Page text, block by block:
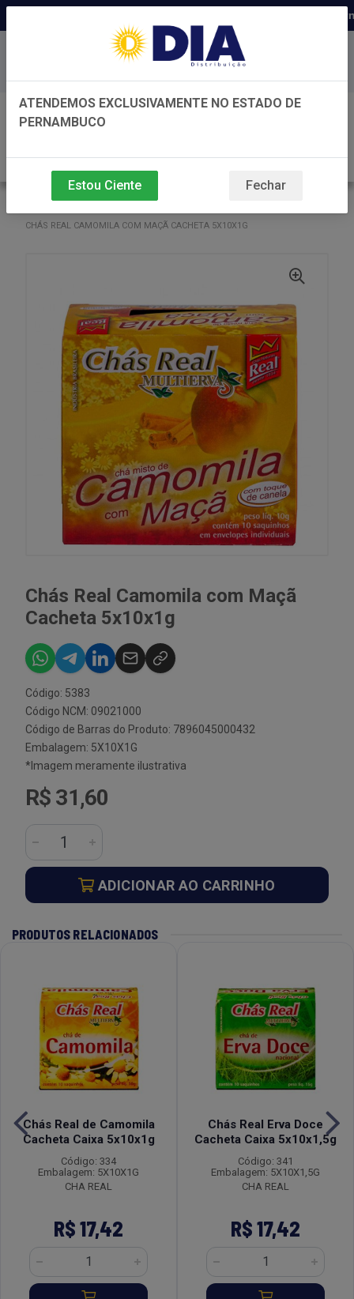
Distribuidora há 22 anos em
Baixe já nosso APP
CHÁS REAL CAMOMILA COM MAÇÃ CACHETA 5X10X1G
Chás Real Camomila com Maçã
Cacheta 5x10x1g
Código: 5383
Código NCM: 09021000
Código de Barras do Produto: 7896045000432
Embalagem: 5X10X1G
*Imagem meramente ilustrativa
R$ 31,60
ADICIONAR AO CARRINHO
PRODUTOS RELACIONADOS
Chás Real de Camomila
Cacheta Caixa 5x10x1g
Código: 334
Embalagem: 5X10X1G
CHA REAL
R$ 17,42
Chás Real Erva Doce
Cacheta Caixa 5x10x1,5g
Código: 341
Embalagem: 5X10X1,5G
CHA REAL
R$ 17,42
ATENDEMOS EXCLUSIVAMENTE NO ESTADO DE
PERNAMBUCO
Estou Ciente Fechar